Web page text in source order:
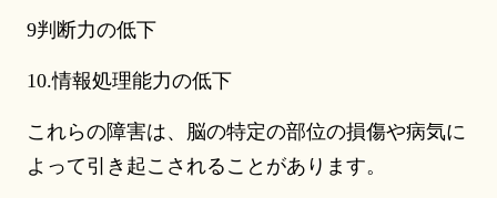
9判断力の低下
10.情報処理能力の低下
これらの障害は、脳の特定の部位の損傷や病気に
よって引き起こされることがあります。